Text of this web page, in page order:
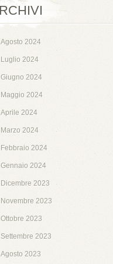
Agosto 2024
Luglio 2024
Giugno 2024
Maggio 2024
Aprile 2024
Marzo 2024
Febbraio 2024
Gennaio 2024
Dicembre 2023
Novembre 2023
Ottobre 2023
Settembre 2023
Agosto 2023